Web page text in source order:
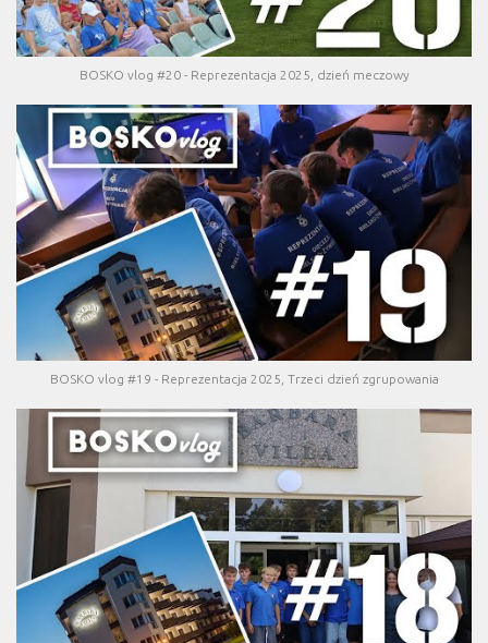
BOSKO vlog #20 - Reprezentacja 2025, dzień meczowy
BOSKO vlog #19 - Reprezentacja 2025, Trzeci dzień zgrupowania